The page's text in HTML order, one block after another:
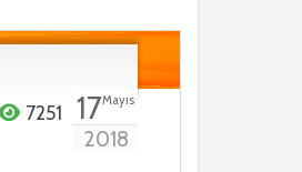
7251 17Mayıs
2018